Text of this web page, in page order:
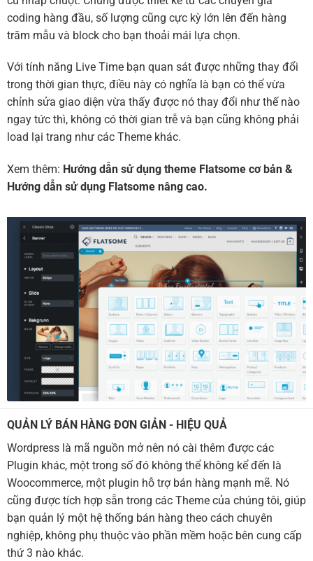
coding hàng đầu, số lượng cũng cực kỳ lớn lên đến hàng
trăm mẫu và block cho bạn thoải mái lựa chọn.
Với tính năng Live Time bạn quan sát được những thay đổi
trong thời gian thực, điều này có nghĩa là bạn có thể vừa
chỉnh sửa giao diện vừa thấy được nó thay đổi như thế nào
ngay tức thì, không có thời gian trễ và bạn cũng không phải
load lại trang như các Theme khác.
Xem thêm: Hướng dẫn sử dụng theme Flatsome cơ bản &
Hướng dẫn sử dụng Flatsome nâng cao.
QUẢN LÝ BÁN HÀNG ĐƠN GIẢN - HIỆU QUẢ
Wordpress là mã nguồn mở nên nó cài thêm được các
Plugin khác, một trong số đó không thể không kể đến là
Woocommerce, một plugin hỗ trợ bán hàng mạnh mẽ. Nó
cũng được tích hợp sẵn trong các Theme của chúng tôi, giúp
bạn quản lý một hệ thống bán hàng theo cách chuyên
nghiệp, không phụ thuộc vào phần mềm hoặc bên cung cấp
thứ 3 nào khác.